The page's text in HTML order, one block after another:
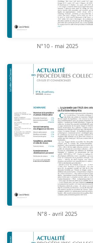
N°10 - mai 2025
N°8 - avril 2025